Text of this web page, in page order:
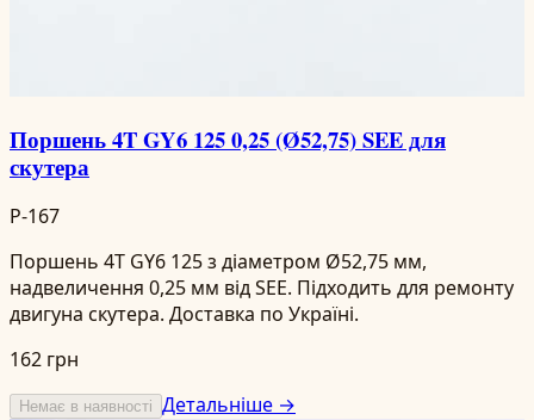
Поршень 4T GY6 125 0,25 (Ø52,75) SEE для
скутера
P-167
Поршень 4T GY6 125 з діаметром Ø52,75 мм,
надвеличення 0,25 мм від SEE. Підходить для ремонту
двигуна скутера. Доставка по Україні.
162 грн
Немає в наявності Детальніше →